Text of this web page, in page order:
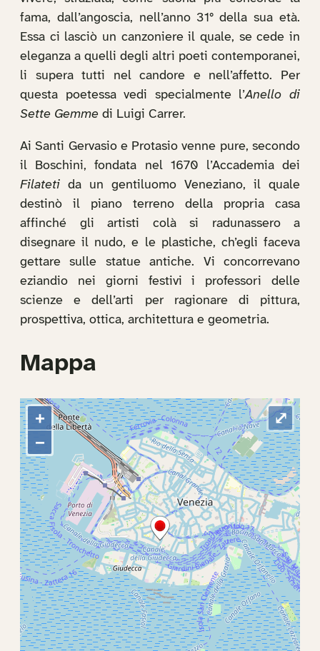
fama, dall’angoscia, nell’anno 31° della sua età.
Essa ci lasciò un canzoniere il quale, se cede in
eleganza a quelli degli altri poeti contemporanei,
li supera tutti nel candore e nell’affetto. Per
questa poetessa vedi specialmente l’Anello di
Sette Gemme di Luigi Carrer.
Ai Santi Gervasio e Protasio venne pure, secondo
il Boschini, fondata nel 1670 l’Accademia dei
Filateti da un gentiluomo Veneziano, il quale
destinò il piano terreno della propria casa
affinché gli artisti colà si radunassero a
disegnare il nudo, e le plastiche, ch’egli faceva
gettare sulle statue antiche. Vi concorrevano
eziandio nei giorni festivi i professori delle
scienze e dell’arti per ragionare di pittura,
prospettiva, ottica, architettura e geometria.
Mappa